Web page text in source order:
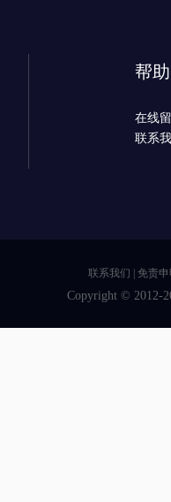
帮
在线
联系
联系我们 免责
Copyright © 2012-